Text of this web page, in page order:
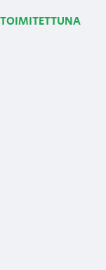
TOIMITETTUNA